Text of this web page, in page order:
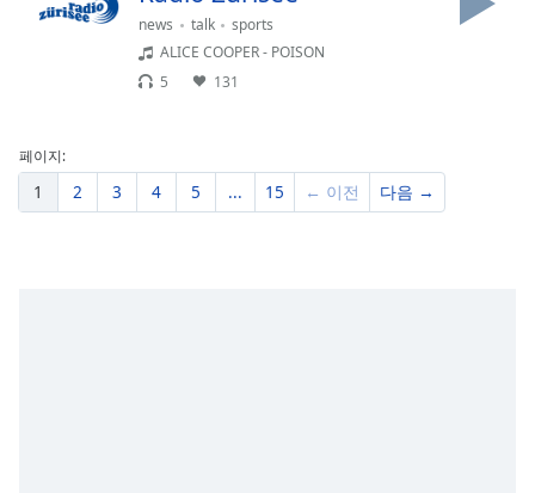
news talk
sports
ALICE COOPER - POISON
5
131
페이지:
1 2 3 4 5 ... 15 ← 이전 다음 →